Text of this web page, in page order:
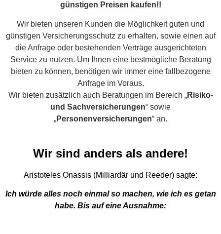
günstigen Preisen kaufen!!
Wir bieten unseren Kunden die Möglichkeit guten und
günstigen Versicherungsschutz zu erhalten, sowie einen auf
die Anfrage oder bestehenden Verträge ausgerichteten
Service zu nutzen. Um Ihnen eine bestmögliche Beratung
bieten zu können, benötigen wir immer eine fallbezogene
Anfrage im Voraus.
Wir bieten zusätzlich auch Beratungen im Bereich „Risiko-
und Sachversicherungen“ sowie
„Personenversicherungen“ an.
Wir sind anders als andere!
Aristoteles Onassis (Milliardär und Reeder) sagte:
Ich würde alles noch einmal so machen, wie ich es getan
habe. Bis auf eine Ausnahme: